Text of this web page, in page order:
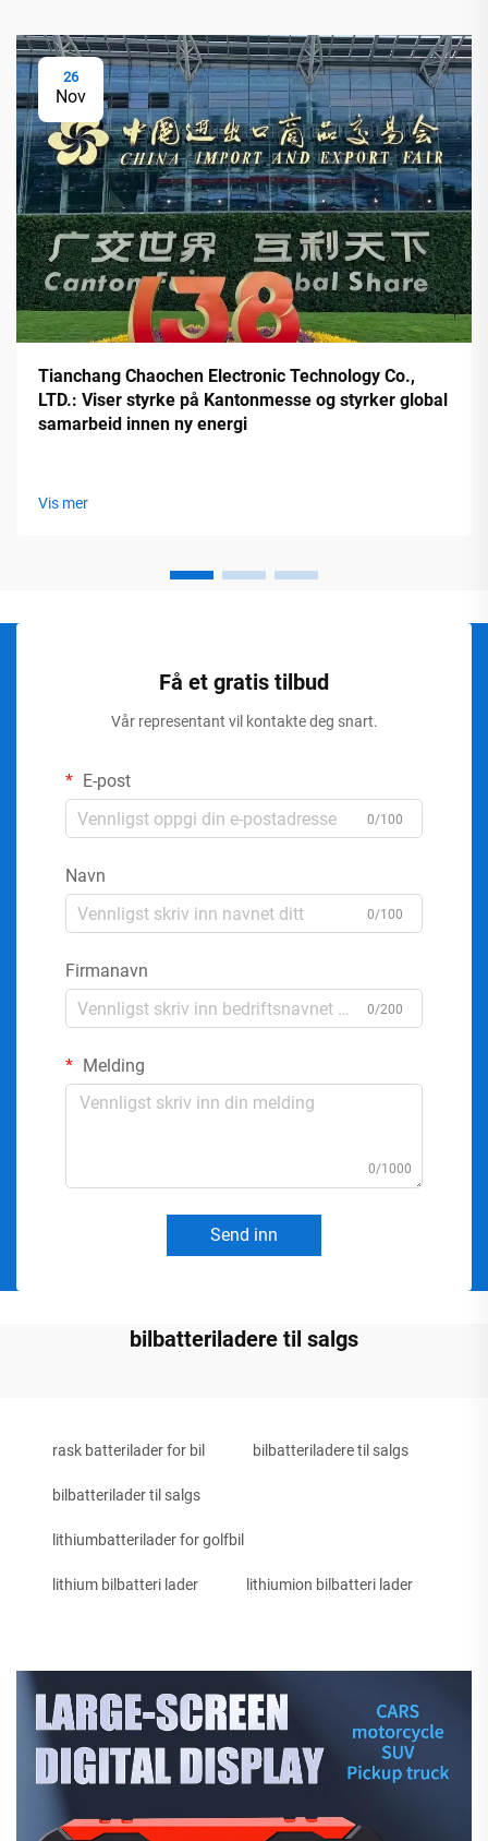
26
Nov
Tianchang Chaochen Electronic Technology Co.,
LTD.: Viser styrke på Kantonmesse og styrker global
samarbeid innen ny energi
Vis mer
Få et gratis tilbud
Vår representant vil kontakte deg snart.
E-post
0/100
Navn
0/100
Firmanavn
0/200
Melding
0/1000
Send inn
bilbatteriladere til salgs
rask batterilader for bil bilbatteriladere til salgs
bilbatterilader til salgs
lithiumbatterilader for golfbil
lithium bilbatteri lader lithiumion bilbatteri lader